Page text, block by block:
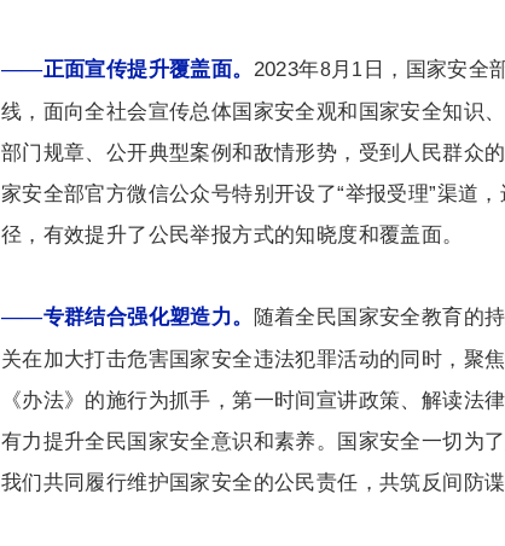
——正面宣传提升覆盖面。 2023年8月 1 日，国家安全
线，面向全社会宣传总体国家安全观和国家安全知识
部门规章、公开典型案例和敌情形势，受到人民群众
家安全部官方微信公众号特别开设了“举报受理”渠道
径，有效提升了公民举报方式的知晓度和覆盖面。
——专群结合强化塑造力。 随着全民国家安全教育的
关在加大打击危害国家安全违法犯罪活动的同时，聚
《办法》的施行为抓手，第一时间宣讲政策、解读法
有力提升全民国家安全意识和素养。国家安全一切为
我们共同履行维护国家安全的公民责任，共筑反间防谍